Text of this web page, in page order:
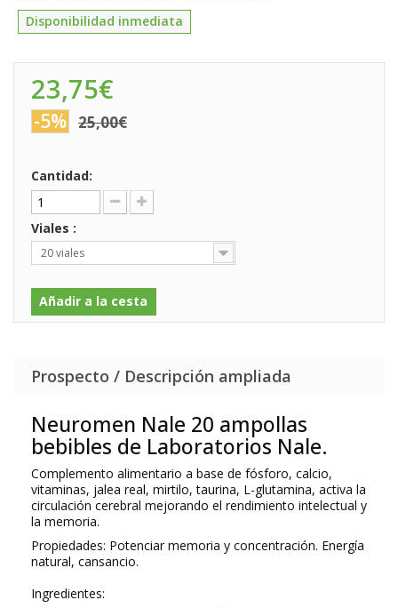
Disponibilidad inmediata
23,75€
-5% 25,00€
Cantidad:
Viales :
20 viales
Añadir a la cesta
Prospecto / Descripción ampliada
Neuromen Nale 20 ampollas
bebibles de Laboratorios Nale.
Complemento alimentario a base de fósforo, calcio,
vitaminas, jalea real, mirtilo, taurina, L-glutamina, activa la
circulación cerebral mejorando el rendimiento intelectual y
la memoria.
Propiedades: Potenciar memoria y concentración. Energía
natural, cansancio.
Ingredientes: